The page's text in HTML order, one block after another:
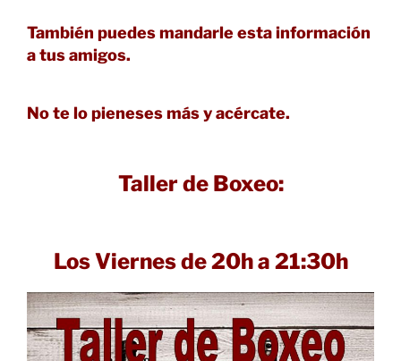
También puedes mandarle esta información
a tus amigos.
No te lo pieneses más y acércate.
Taller de Boxeo:
Los Viernes de 20h a 21:30h